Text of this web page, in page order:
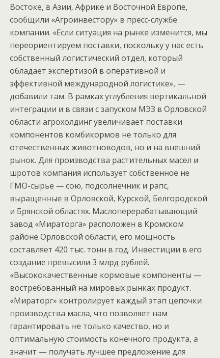
Востоке, в Азии, Африке и Восточной Европе,
сообщили «Агроинвестору» в пресс-службе
компании. «Если ситуация на рынке изменится, мы
переориентируем поставки, поскольку у нас есть
собственный логистический отдел, который
обладает экспертизой в оперативной и
эффективной международной логистике», —
добавили там. В рамках углубления вертикальной
интеграции и в связи с запуском МЭЗ в Орловской
области агрохолдинг увеличивает поставки
компонентов комбикормов не только для
отечественных животноводов, но и на внешний
рынок. Для производства растительных масел и
шротов компания использует собственное не
ГМО-сырье — сою, подсолнечник и рапс,
выращенные в Орловской, Курской, Белгородской
и Брянской областях. Маслоперерабатывающий
завод «Мираторга» расположен в Кромском
районе Орловской области, его мощность
составляет 420 тыс. тонн в год. Инвестиции в его
создание превысили 3 млрд рублей.
«Высококачественные кормовые компоненты —
востребованный на мировых рынках продукт.
«Мираторг» контролирует каждый этап цепочки
производства масла, что позволяет нам
гарантировать не только качество, но и
оптимальную стоимость конечного продукта, а
значит — получать лучшее предложение для